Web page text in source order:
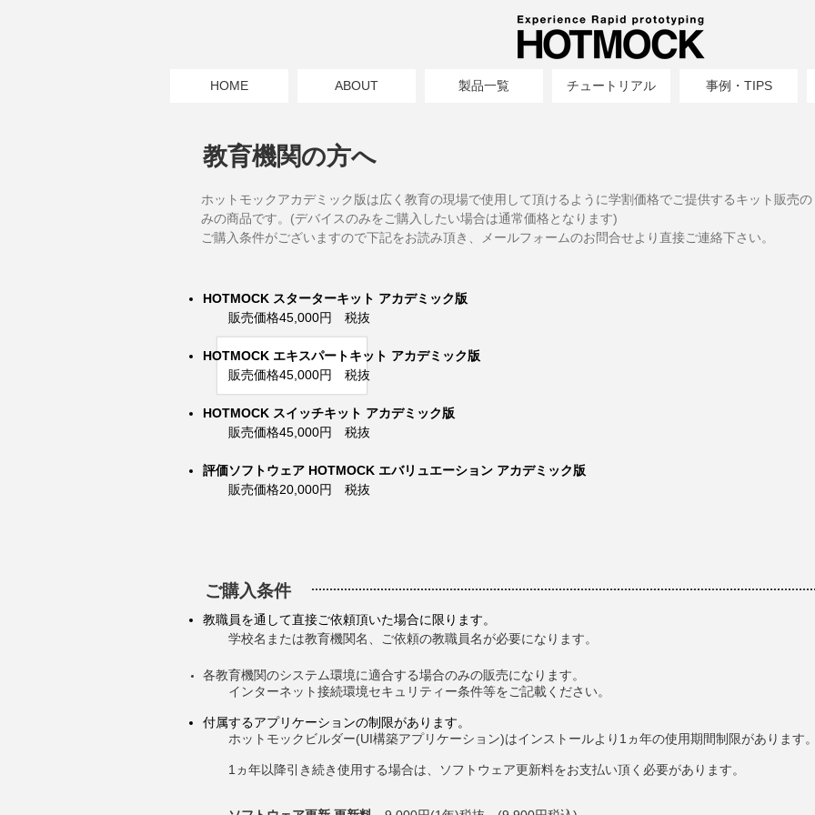
HOME ABOUT 製品一覧 チュートリアル 事例・TIPS
教育機関の方へ
ホットモックアカデミック版は広く教育の現場で使用して頂けるように学割価格でご提供するキット販売の
みの商品です。(デバイスのみをご購入したい場合は通常価格となります)
ご購入条件がございますので下記をお読み頂き、メールフォームのお問合せより直接ご連絡下さい。
HOTMOCK スターターキット アカデミック版
販売価格45,000円 税抜
HOTMOCK エキスパートキット アカデミック版
販売価格45,000円 税抜
HOTMOCK スイッチキット アカデミック版
販売価格45,000円 税抜
評価ソフトウェア HOTMOCK エバリュエーション アカデミック版
販売価格20,000円 税抜
ご購入条件
教職員を通して直接ご依頼頂いた場合に限ります。
学校名または教育機関名、ご依頼の教職員名が必要になります。
各教育機関のシステム環境に適合する場合のみの販売になります。
インターネット接続環境セキュリティー条件等をご記載ください。
付属するアプリケーションの制限があります。
ホットモックビルダー(UI構築アプリケーション)はインストールより1ヵ年の使用期間制限があります
1ヵ年以降引き続き使用する場合は、ソフトウェア更新料をお支払い頂く必要があります。